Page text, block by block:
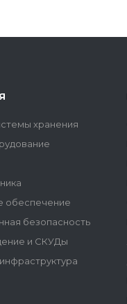
хранения
обеспечение
безопасность
и СКУДы